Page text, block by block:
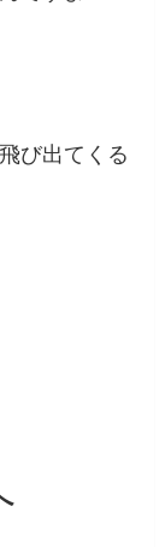
び出てくる